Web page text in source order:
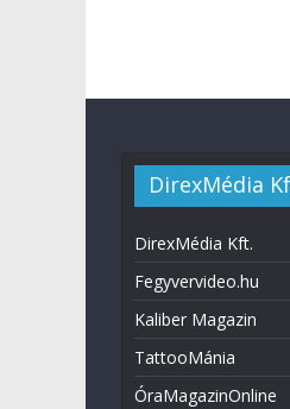
DirexMédia
DirexMédia Kft.
Fegyvervideo.hu
Kaliber Magazin
TattooMánia
ÓraMagazinOnline